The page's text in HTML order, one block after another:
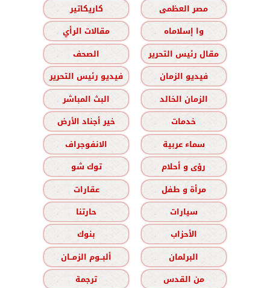
مصر العظمى
كاريكاتير
وا إسلاماه
مقالات الرأي
مقال رئيس التحرير
الصحف
فيديو الزمان
فيديو رئيس التحرير
الزمان الخالد
البث المباشر
خدمات
خير أجناد الأرض
سماء عربية
الانفوجراف
رؤى و أحلام
توك شو
مرأة و طفل
عقارات
سيارات
حارتنا
الأحزاب
بنوك
البرلمان
ألبــوم الزمــان
من القدس
ترجمة